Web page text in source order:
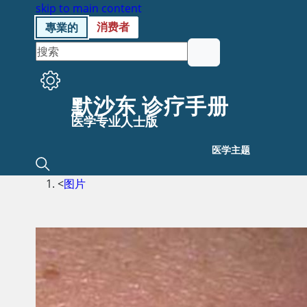
skip to main content
專業的
消费者
默沙东 诊疗手册
医学专业人士版
医学主题
<图片